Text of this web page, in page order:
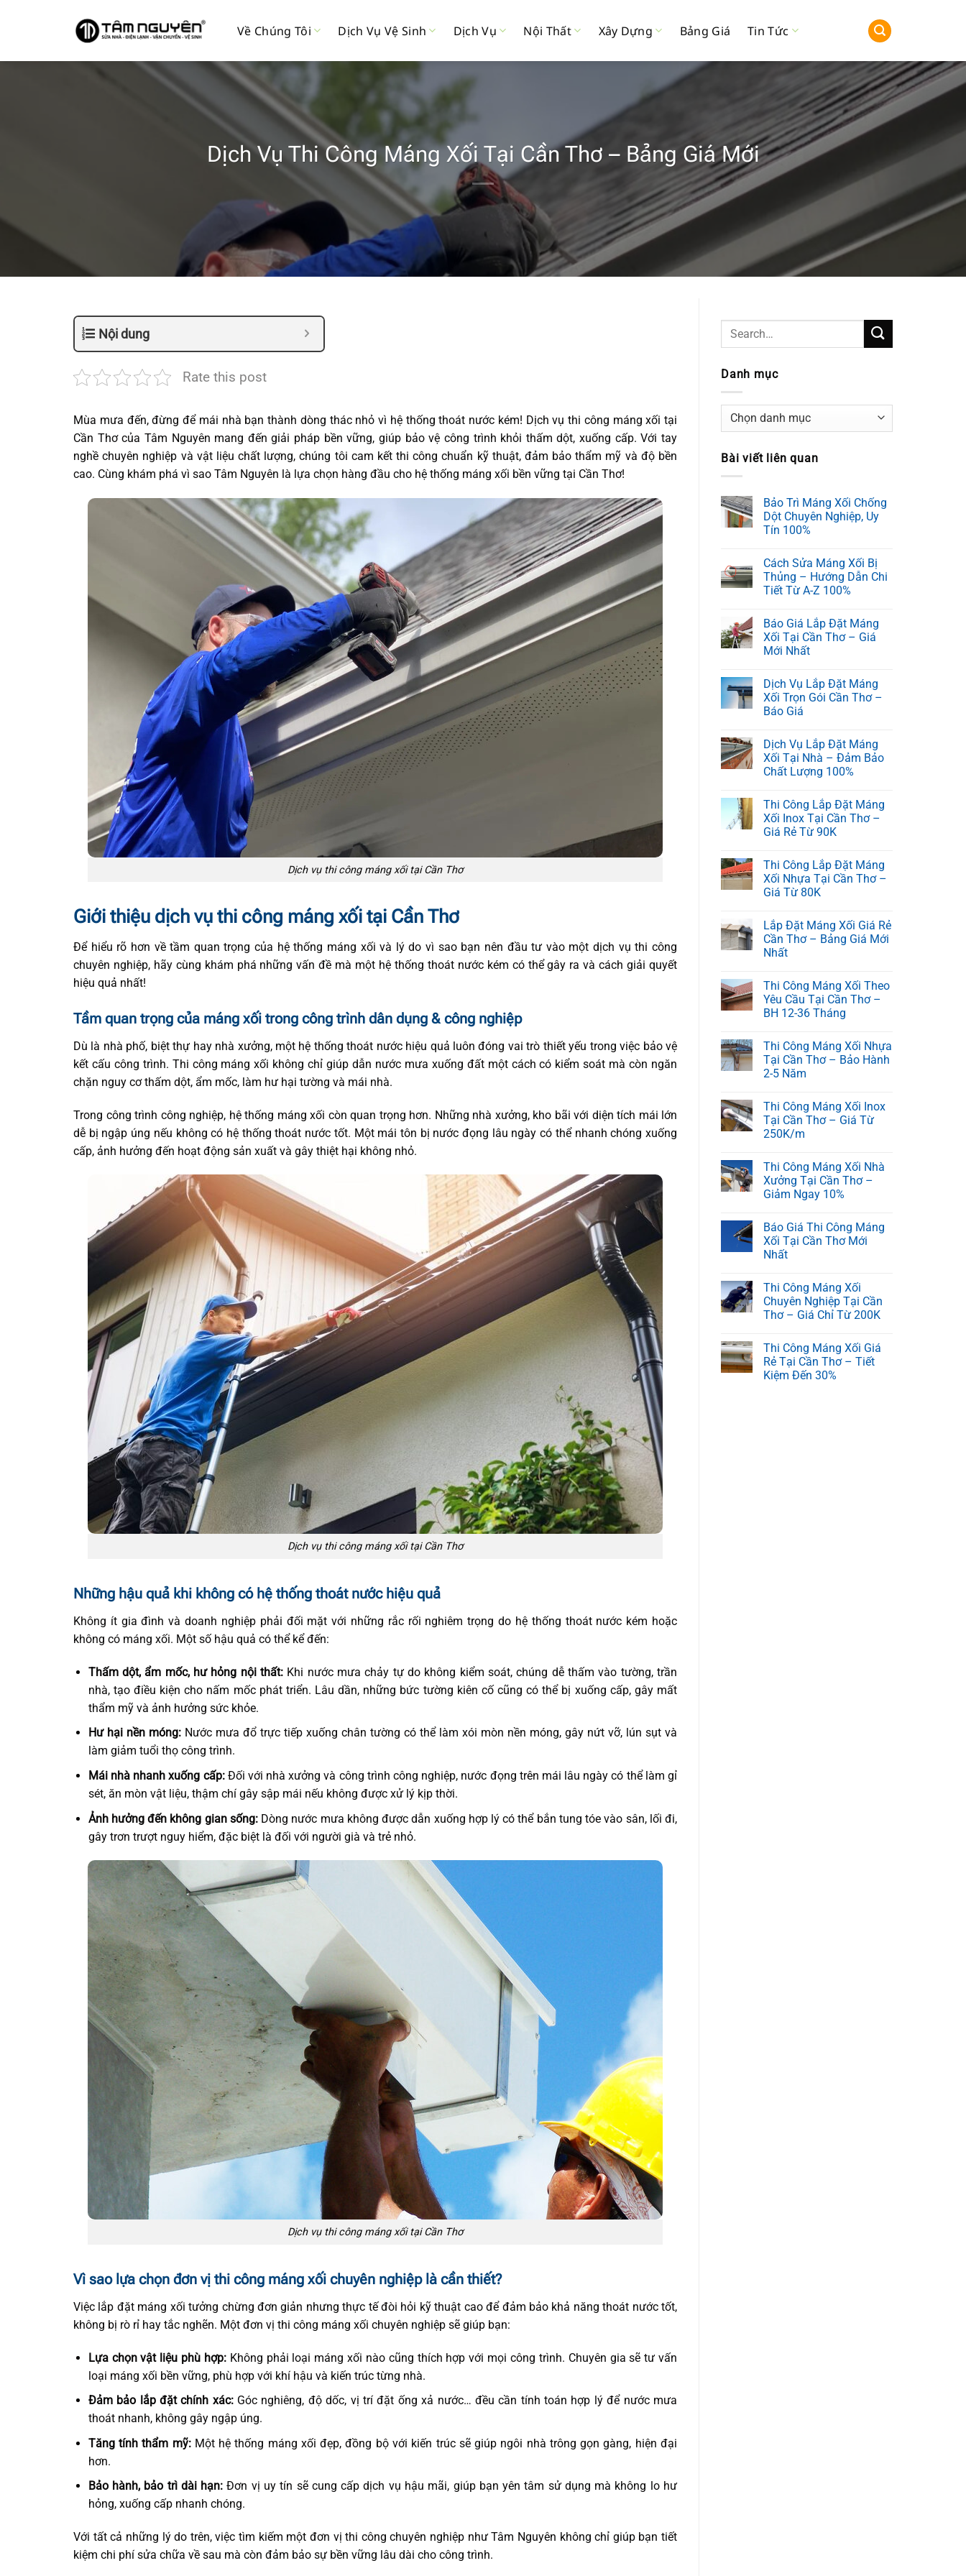
dung
Về Chúng Tôi Dịch Vụ Vệ Sinh Dịch Vụ Nội Thất Xây Dựng Bảng Giá Tin Tức
Dịch Vụ Thi Công Máng Xối Tại Cần Thơ – Bảng Giá Mới
Nội dung
Rate this post
Mùa mưa đến, đừng để mái nhà bạn thành dòng thác nhỏ vì hệ thống thoát nước kém! Dịch vụ thi công máng xối tại
Cần Thơ của Tâm Nguyên mang đến giải pháp bền vững, giúp bảo vệ công trình khỏi thấm dột, xuống cấp. Với tay
nghề chuyên nghiệp và vật liệu chất lượng, chúng tôi cam kết thi công chuẩn kỹ thuật, đảm bảo thẩm mỹ và độ bền
cao. Cùng khám phá vì sao Tâm Nguyên là lựa chọn hàng đầu cho hệ thống máng xối bền vững tại Cần Thơ!
Dịch vụ thi công máng xối tại Cần Thơ
Giới thiệu dịch vụ thi công máng xối tại Cần Thơ
Để hiểu rõ hơn về tầm quan trọng của hệ thống máng xối và lý do vì sao bạn nên đầu tư vào một dịch vụ thi công
chuyên nghiệp, hãy cùng khám phá những vấn đề mà một hệ thống thoát nước kém có thể gây ra và cách giải quyết
hiệu quả nhất!
Tầm quan trọng của máng xối trong công trình dân dụng & công nghiệp
Dù là nhà phố, biệt thự hay nhà xưởng, một hệ thống thoát nước hiệu quả luôn đóng vai trò thiết yếu trong việc bảo vệ
kết cấu công trình. Thi công máng xối không chỉ giúp dẫn nước mưa xuống đất một cách có kiểm soát mà còn ngăn
chặn nguy cơ thấm dột, ẩm mốc, làm hư hại tường và mái nhà.
Trong công trình công nghiệp, hệ thống máng xối còn quan trọng hơn. Những nhà xưởng, kho bãi với diện tích mái lớn
dễ bị ngập úng nếu không có hệ thống thoát nước tốt. Một mái tôn bị nước đọng lâu ngày có thể nhanh chóng xuống
cấp, ảnh hưởng đến hoạt động sản xuất và gây thiệt hại không nhỏ.
Dịch vụ thi công máng xối tại Cần Thơ
Những hậu quả khi không có hệ thống thoát nước hiệu quả
Không ít gia đình và doanh nghiệp phải đối mặt với những rắc rối nghiêm trọng do hệ thống thoát nước kém hoặc
không có máng xối. Một số hậu quả có thể kể đến:
Thấm dột, ẩm mốc, hư hỏng nội thất: Khi nước mưa chảy tự do không kiểm soát, chúng dễ thấm vào tường, trần
nhà, tạo điều kiện cho nấm mốc phát triển. Lâu dần, những bức tường kiên cố cũng có thể bị xuống cấp, gây mất
thẩm mỹ và ảnh hưởng sức khỏe.
Hư hại nền móng:Nước mưa đổ trực tiếp xuống chân tường có thể làm xói mòn nền móng, gây nứt vỡ, lún sụt và
làm giảm tuổi thọ công trình.
Mái nhà nhanh xuống cấp:Đối với nhà xưởng và công trình công nghiệp, nước đọng trên mái lâu ngày có thể làm gỉ
sét, ăn mòn vật liệu, thậm chí gây sập mái nếu không được xử lý kịp thời.
Ảnh hưởng đến không gian sống:Dòng nước mưa không được dẫn xuống hợp lý có thể bắn tung tóe vào sân, lối đi,
gây trơn trượt nguy hiểm, đặc biệt là đối với người già và trẻ nhỏ.
Dịch vụ thi công máng xối tại Cần Thơ
Vì sao lựa chọn đơn vị thi công máng xối chuyên nghiệp là cần thiết?
Việc lắp đặt máng xối tưởng chừng đơn giản nhưng thực tế đòi hỏi kỹ thuật cao để đảm bảo khả năng thoát nước tốt,
không bị rò rỉ hay tắc nghẽn. Một đơn vị thi công máng xối chuyên nghiệp sẽ giúp bạn:
Lựa chọn vật liệu phù hợp:Không phải loại máng xối nào cũng thích hợp với mọi công trình. Chuyên gia sẽ tư vấn
loại máng xối bền vững, phù hợp với khí hậu và kiến trúc từng nhà.
Đảm bảo lắp đặt chính xác:Góc nghiêng, độ dốc, vị trí đặt ống xả nước… đều cần tính toán hợp lý để nước mưa
thoát nhanh, không gây ngập úng.
Tăng tính thẩm mỹ:Một hệ thống máng xối đẹp, đồng bộ với kiến trúc sẽ giúp ngôi nhà trông gọn gàng, hiện đại
hơn.
Bảo hành, bảo trì dài hạn: Đơn vị uy tín sẽ cung cấp dịch vụ hậu mãi, giúp bạn yên tâm sử dụng mà không lo hư
hỏng, xuống cấp nhanh chóng.
Với tất cả những lý do trên, việc tìm kiếm một đơn vị thi công chuyên nghiệp như Tâm Nguyên không chỉ giúp bạn tiết
kiệm chi phí sửa chữa về sau mà còn đảm bảo sự bền vững lâu dài cho công trình.
Danh mục
Danh
mục
Bài viết liên quan
Bảo Trì Máng Xối Chống
Dột Chuyên Nghiệp, Uy
Tín 100%
Cách Sửa Máng Xối Bị
Thủng – Hướng Dẫn Chi
Tiết Từ A-Z 100%
Báo Giá Lắp Đặt Máng
Xối Tại Cần Thơ – Giá
Mới Nhất
Dịch Vụ Lắp Đặt Máng
Xối Trọn Gói Cần Thơ –
Báo Giá
Dịch Vụ Lắp Đặt Máng
Xối Tại Nhà – Đảm Bảo
Chất Lượng 100%
Thi Công Lắp Đặt Máng
Xối Inox Tại Cần Thơ –
Giá Rẻ Từ 90K
Thi Công Lắp Đặt Máng
Xối Nhựa Tại Cần Thơ –
Giá Từ 80K
Lắp Đặt Máng Xối Giá Rẻ
Cần Thơ – Bảng Giá Mới
Nhất
Thi Công Máng Xối Theo
Yêu Cầu Tại Cần Thơ –
BH 12-36 Tháng
Thi Công Máng Xối Nhựa
Tại Cần Thơ – Bảo Hành
2-5 Năm
Thi Công Máng Xối Inox
Tại Cần Thơ – Giá Từ
250K/m
Thi Công Máng Xối Nhà
Xưởng Tại Cần Thơ –
Giảm Ngay 10%
Báo Giá Thi Công Máng
Xối Tại Cần Thơ Mới
Nhất
Thi Công Máng Xối
Chuyên Nghiệp Tại Cần
Thơ – Giá Chỉ Từ 200K
Thi Công Máng Xối Giá
Rẻ Tại Cần Thơ – Tiết
Kiệm Đến 30%